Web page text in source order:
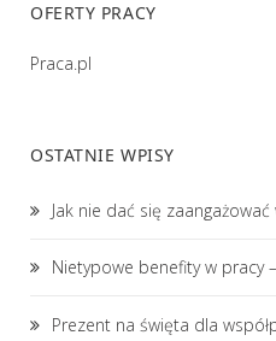
OFERTY PRACY
Praca.pl
OSTATNIE WPISY
Jak nie dać się
Nietypowe benefity w pracy
Prezent na święta dla